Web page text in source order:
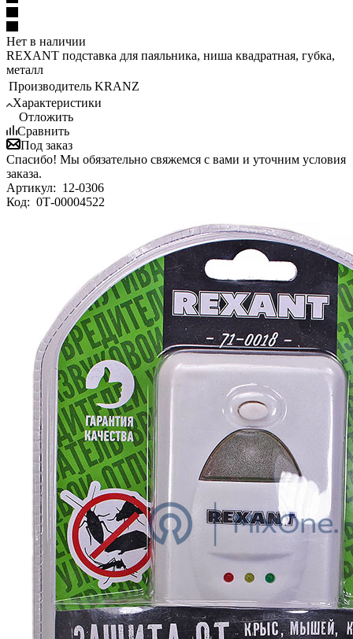
Нет в наличии
REXANT подставка для паяльника, ниша квадратная, губка,
металл
Производитель KRANZ
Характеристики
Отложить
Сравнить
Под заказ
Спасибо! Мы обязательно свяжемся с вами и уточним условия
заказа.
Артикул: 12-0306
Код: 0Т-00004522